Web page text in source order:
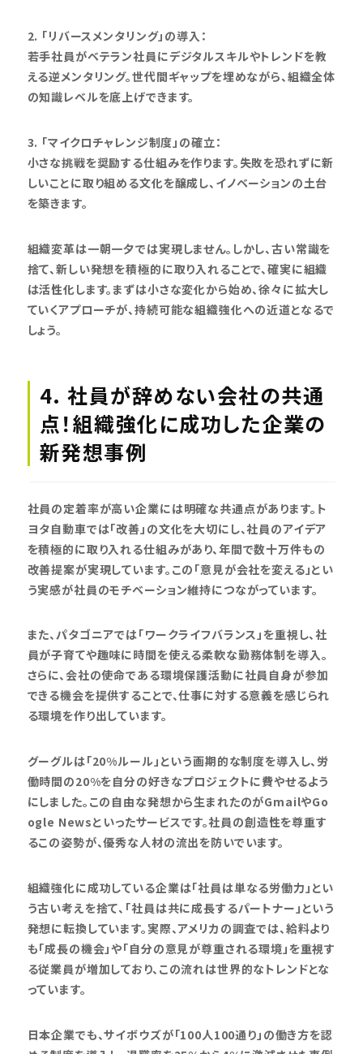
2. 「リバースメンタリング」の導入：
若手社員がベテラン社員にデジタルスキルやトレンドを教
える逆メンタリング。世代間ギャップを埋めながら、組織全体
の知識レベルを底上げできます。
3. 「マイクロチャレンジ制度」の確立：
小さな挑戦を奨励する仕組みを作ります。失敗を恐れずに新
しいことに取り組める文化を醸成し、イノベーションの土台
を築きます。
組織変革は一朝一夕では実現しません。しかし、古い常識を
捨て、新しい発想を積極的に取り入れることで、確実に組織
は活性化します。まずは小さな変化から始め、徐々に拡大し
ていくアプローチが、持続可能な組織強化への近道となるで
しょう。
4. 社員が辞めない会社の共通
点！組織強化に成功した企業の
新発想事例
社員の定着率が高い企業には明確な共通点があります。ト
ヨタ自動車では「改善」の文化を大切にし、社員のアイデア
を積極的に取り入れる仕組みがあり、年間で数十万件もの
改善提案が実現しています。この「意見が会社を変える」とい
う実感が社員のモチベーション維持につながっています。
また、パタゴニアでは「ワークライフバランス」を重視し、社
員が子育てや趣味に時間を使える柔軟な勤務体制を導入。
さらに、会社の使命である環境保護活動に社員自身が参加
できる機会を提供することで、仕事に対する意義を感じられ
る環境を作り出しています。
グーグルは「20%ルール」という画期的な制度を導入し、労
働時間の20%を自分の好きなプロジェクトに費やせるよう
にしました。この自由な発想から生まれたのがGmailやGo
ogle Newsといったサービスです。社員の創造性を尊重す
るこの姿勢が、優秀な人材の流出を防いでいます。
組織強化に成功している企業は「社員は単なる労働力」とい
う古い考えを捨て、「社員は共に成長するパートナー」という
発想に転換しています。実際、アメリカの調査では、給料より
も「成長の機会」や「自分の意見が尊重される環境」を重視す
る従業員が増加しており、この流れは世界的なトレンドとな
っています。
日本企業でも、サイボウズが「100人100通り」の働き方を認